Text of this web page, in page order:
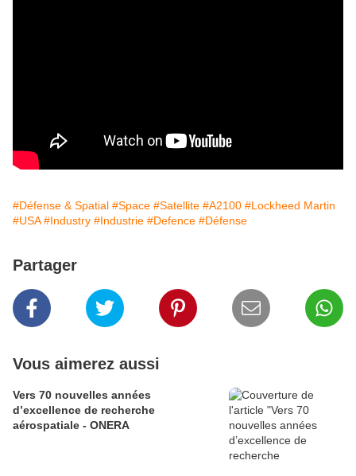
#Défense & Spatial #Space #Satellite #A2100 #Lockheed Martin
#USA #Industry #Industrie #Defence #Défense
Partager
Vous aimerez aussi
Vers 70 nouvelles années
d’excellence de recherche
aérospatiale - ONERA